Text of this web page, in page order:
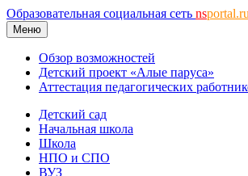
Образовательная социальная сеть nsportal.ru
Меню
Обзор возможностей
Детский проект «Алые паруса»
Аттестация педагогических
Детский сад
Начальная школа
Школа
НПО и СПО
ВУЗ